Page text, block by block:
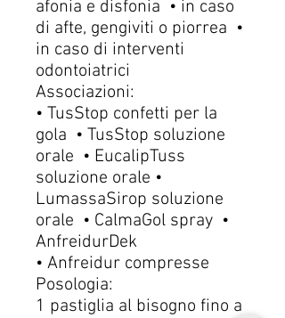
afonia e disfonia • in caso
di afte, gengiviti o piorrea •
in caso di interventi
odontoiatrici
Associazioni:
• TusStop confetti per la
gola • TusStop soluzione
orale • EucalipTuss
soluzione orale •
LumassaSirop soluzione
orale • CalmaGol spray •
AnfreidurDek
• Anfreidur compresse
Posologia:
1 pastiglia al bisogno fino a